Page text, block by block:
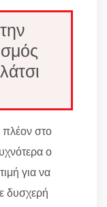
πλέον στο
ο
για να
δυσχερή